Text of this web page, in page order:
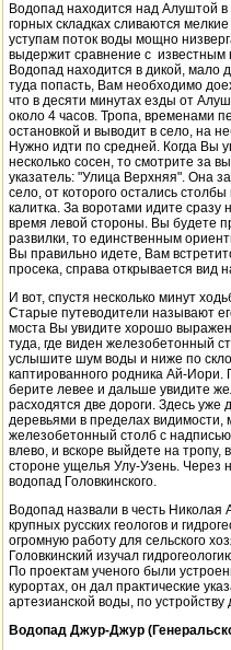
Водопад находится над Алуштой
горных складках сливаются
уступам поток воды мощно
выдержит сравнение с
Водопад находится в дикой, мало
туда попасть, Вам необходимо
что в десяти минутах езды от
около 4 часов. Тропа, временами
остановкой и выводит в село, на
Нужно идти по средней. Когда Вы
несколько сосен, то смотрите за
указатель: "Улица Верхняя". Она
село, от которого остались
калитка. За воротами идите
время левой стороны. Вы будете
развилки, то единственным
Вы правильно идете, Вам
просека, справа открывается вид
И вот, спустя несколько минут
Старые путеводители называют
моста Вы увидите хорошо
туда, где виден железобетонный
услышите шум воды и ниже по
каптированного родника Ай-Иори.
берите левее и дальше увидите
расходятся две дороги. Здесь
деревьями в пределах видимости,
железобетонный столб с
влево, и вскоре выйдете на тропу,
стороне ущелья Улу-Узень.
водопад Головкинского.
Водопад назвали в честь Николая
крупных русских геологов и
огромную работу для сельского
Головкинский изучал
По проектам ученого были
курортах, он дал практические
артезианской воды, по
Водопад Джур-Джур